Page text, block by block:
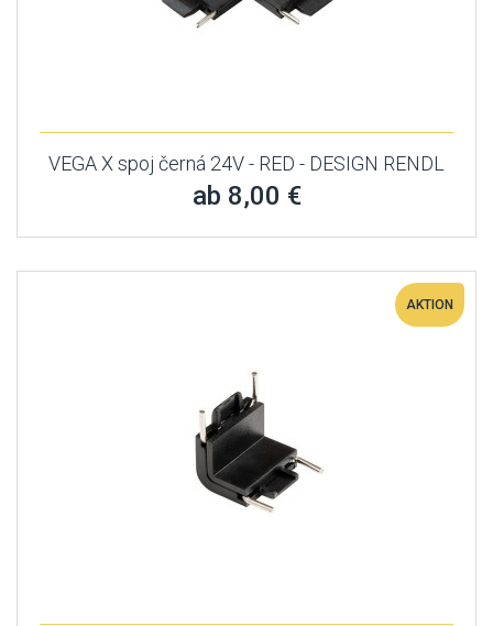
VEGA X spoj černá 24V - RED - DESIGN RENDL
ab 8,00 €
AKTION